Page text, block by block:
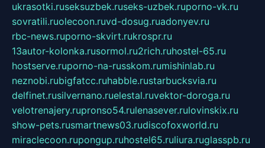
ukrasotki.ruseksuzbek.ruseks-uzbek.ruporno-vk.ru
sovratili.ruolecoon.ruvd-dosug.ruadonyev.ru
rbc-news.ruporno-skvirt.rukrospr.ru
13autor-kolonka.rusormol.ru2rich.ruhostel-65.ru
hostserve.ruporno-na-russkom.rumishinlab.ru
neznobi.rubigfatcc.ruhabble.rustarbucksvia.ru
delfinet.rusilvernano.ruelestal.ruvektor-doroga.ru
velotrenajery.rupronso54.rulenasever.rulovinskix.ru
show-pets.rusmartnews03.rudiscofoxworld.ru
miraclecoon.rupongup.ruhostel65.ruliura.ruglasspb.ru